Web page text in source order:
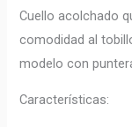
Cuello acolchado
comodidad al
modelo con
Características: